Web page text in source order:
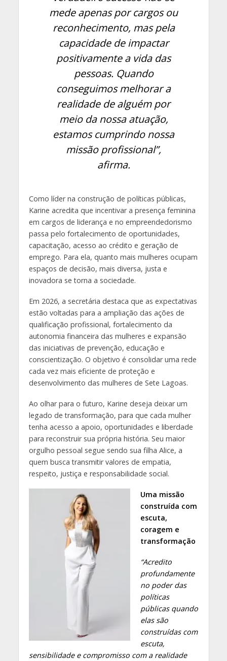
mede apenas por cargos ou
reconhecimento, mas pela
capacidade de impactar
positivamente a vida das
pessoas. Quando
conseguimos melhorar a
realidade de alguém por
meio da nossa atuação,
estamos cumprindo nossa
missão profissional”,
afirma.
Como líder na construção de políticas públicas,
Karine acredita que incentivar a presença feminina
em cargos de liderança e no empreendedorismo
passa pelo fortalecimento de oportunidades,
capacitação, acesso ao crédito e geração de
emprego. Para ela, quanto mais mulheres ocupam
espaços de decisão, mais diversa, justa e
inovadora se torna a sociedade.
Em 2026, a secretária destaca que as expectativas
estão voltadas para a ampliação das ações de
qualificação profissional, fortalecimento da
autonomia financeira das mulheres e expansão
das iniciativas de prevenção, educação e
conscientização. O objetivo é consolidar uma rede
cada vez mais eficiente de proteção e
desenvolvimento das mulheres de Sete Lagoas.
Ao olhar para o futuro, Karine deseja deixar um
legado de transformação, para que cada mulher
tenha acesso a apoio, oportunidades e liberdade
para reconstruir sua própria história. Seu maior
orgulho pessoal segue sendo sua filha Alice, a
quem busca transmitir valores de empatia,
respeito, justiça e responsabilidade social.
Uma missão
construída com
escuta,
coragem e
transformação
“Acredito
profundamente
no poder das
políticas
públicas quando
elas são
construídas com
escuta,
sensibilidade e compromisso com a realidade